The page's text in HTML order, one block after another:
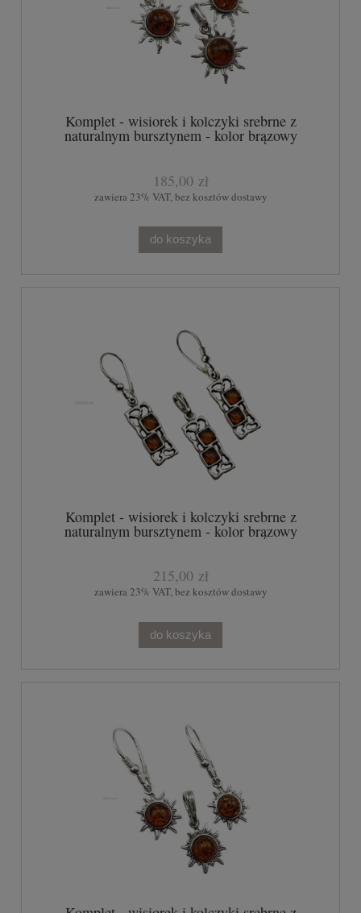
Komplet - wisiorek i kolczyki srebrne z
naturalnym bursztynem - kolor brązowy
185,00 zł
zawiera 23% VAT, bez kosztów dostawy
do koszyka
Komplet - wisiorek i kolczyki srebrne z
naturalnym bursztynem - kolor brązowy
215,00 zł
zawiera 23% VAT, bez kosztów dostawy
do koszyka